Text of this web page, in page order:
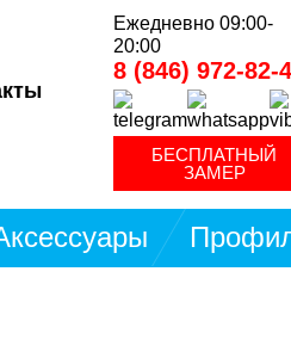
Ежедневно 09:00-
20:00
8 (846) 972-82-
БЕСПЛАТНЫЙ
ЗАМЕР